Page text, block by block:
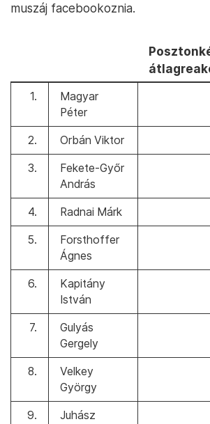
muszáj facebookoznia.
Posztonkénti
1.
Magyar
Péter
2. Orbán Viktor
3.
Fekete-Győr
András
4. Radnai Márk
5.
Forsthoffer
Ágnes
6.
Kapitány
István
7.
Gulyás
Gergely
8.
Velkey
György
9.
Juhász